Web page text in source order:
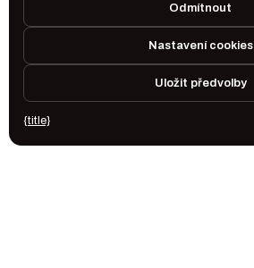
Odmítnout
Nastavení cookies
Uložit předvolby
{title}